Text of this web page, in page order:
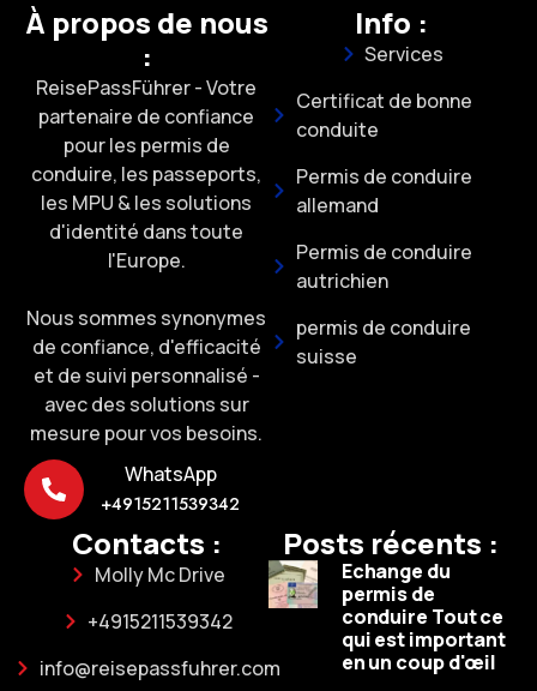
À propos de nous
:
ReisePassFührer - Votre
partenaire de confiance
pour les permis de
conduire, les passeports,
les MPU & les solutions
d'identité dans toute
l'Europe.
Nous sommes synonymes
de confiance, d'efficacité
et de suivi personnalisé -
avec des solutions sur
mesure pour vos besoins.
WhatsApp
+4915211539342
Info :
Services
Certificat de bonne
conduite
Permis de conduire
allemand
Permis de conduire
autrichien
permis de conduire
suisse
Contacts :
Molly Mc Drive
+4915211539342
info@reisepassfuhrer.com
Posts récents :
Echange du
permis de
conduire Tout ce
qui est important
en un coup d'œil